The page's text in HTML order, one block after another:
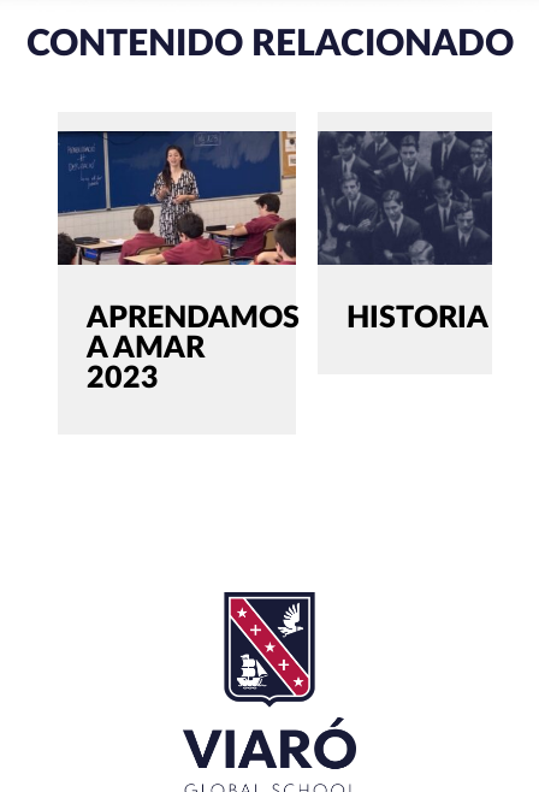
CONTENIDO RELACIONADO
APRENDAMOS
A AMAR
2023
HISTORIA